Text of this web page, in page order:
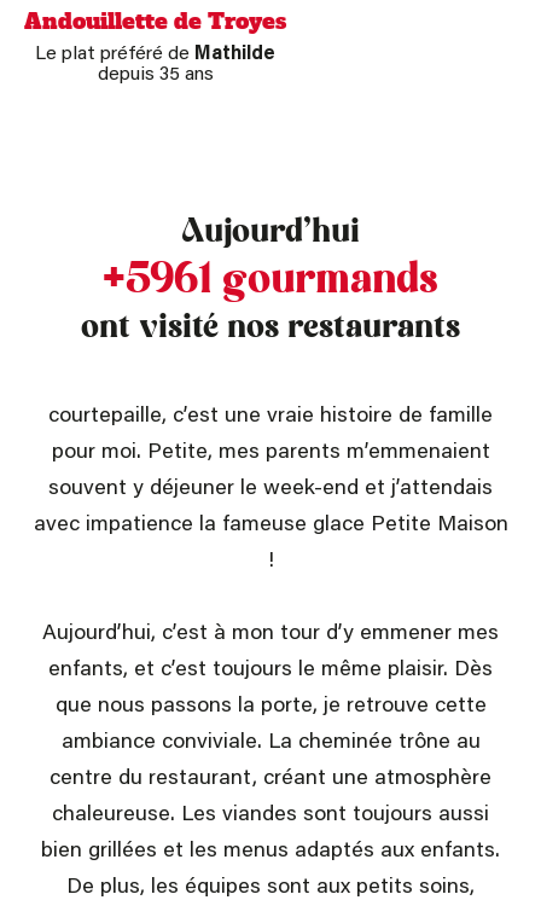
Andouillette de Troyes
Le plat préféré de Mathilde
depuis 35 ans
Aujourd’hui
+5961 gourmands
ont visité nos restaurants
courtepaille, c’est une vraie histoire de famille
pour moi. Petite, mes parents m’emmenaient
souvent y déjeuner le week-end et j’attendais
avec impatience la fameuse glace Petite Maison
!
Aujourd’hui, c’est à mon tour d’y emmener mes
enfants, et c’est toujours le même plaisir. Dès
que nous passons la porte, je retrouve cette
ambiance conviviale. La cheminée trône au
centre du restaurant, créant une atmosphère
chaleureuse. Les viandes sont toujours aussi
bien grillées et les menus adaptés aux enfants.
De plus, les équipes sont aux petits soins,